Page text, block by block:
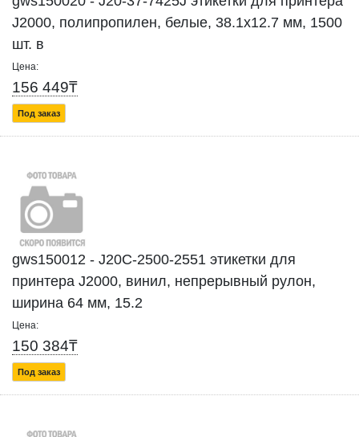
J2000, полипропилен, белые, 38.1х12.7 мм, 1500
шт. в
Цена:
156 449₸
Под заказ
gws150012 - J20C-2500-2551 этикетки для
принтера J2000, винил, непрерывный рулон,
ширина 64 мм, 15.2
Цена:
150 384₸
Под заказ